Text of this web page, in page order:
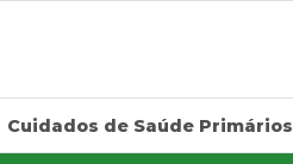
Cuidados de Saúde Primários